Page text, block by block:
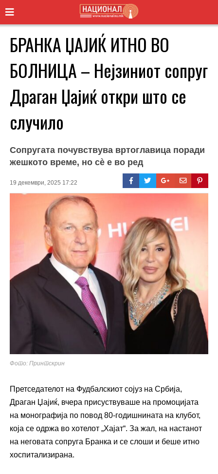
БРАНКА ЏАЈИЌ ИТНО ВО
БОЛНИЦА – Нејзиниот сопруг
Драган Џајиќ откри што се
случило
Сопругата почувствува вртоглавица поради
жешкото време, но сè е во ред
19 декември, 2025 17:22
Фото: Принтскрин
Претседателот на Фудбалскиот сојуз на Србија,
Драган Џајиќ, вчера присуствуваше на промоцијата
на монографија по повод 80-годишнината на клубот,
која се одржа во хотелот „Хајат“. За жал, на настанот
на неговата сопруга Бранка и се слоши и беше итно
хоспитализирана.